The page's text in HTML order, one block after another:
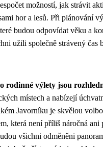
možností, jak strávit
hor a lesů. Při plánování
budou odpovídat věku a
užili společně strávený čas
rodinné výlety jsou
místech a nabízejí
Javorníku je skvělou
která není příliš náročná ani
všichni odměněni